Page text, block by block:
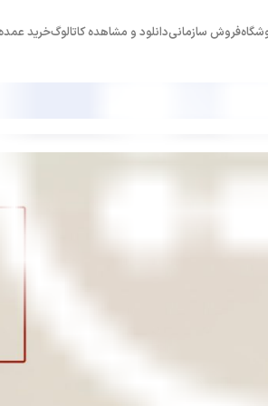
فروش سازمانیدانلود و مشاهده کاتالوگخرید